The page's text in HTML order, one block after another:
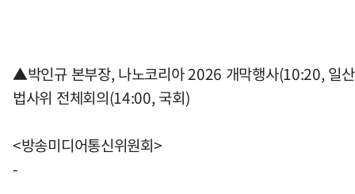
▲박인규 본부장, 나노코리아 2026 개막행사(10:20, 일
법사위 전체회의(14:00, 국회)
<방송미디어통신위원회>
-